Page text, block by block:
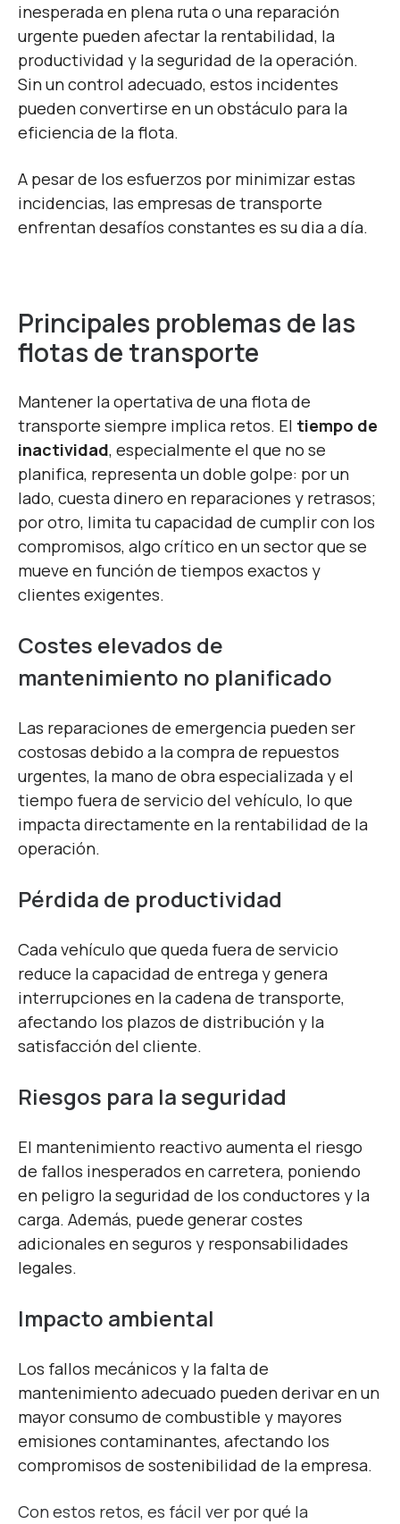
inesperada en plena ruta o una reparación
urgente pueden afectar la rentabilidad, la
productividad y la seguridad de la operación.
Sin un control adecuado, estos incidentes
pueden convertirse en un obstáculo para la
eficiencia de la flota.
A pesar de los esfuerzos por minimizar estas
incidencias, las empresas de transporte
enfrentan desafíos constantes es su dia a día.
Principales problemas de las
flotas de transporte
Mantener la opertativa de una flota de
transporte siempre implica retos. El tiempo de
inactividad, especialmente el que no se
planifica, representa un doble golpe: por un
lado, cuesta dinero en reparaciones y retrasos;
por otro, limita tu capacidad de cumplir con los
compromisos, algo crítico en un sector que se
mueve en función de tiempos exactos y
clientes exigentes.
Costes elevados de
mantenimiento no planificado
Las reparaciones de emergencia pueden ser
costosas debido a la compra de repuestos
urgentes, la mano de obra especializada y el
tiempo fuera de servicio del vehículo, lo que
impacta directamente en la rentabilidad de la
operación.
Pérdida de productividad
Cada vehículo que queda fuera de servicio
reduce la capacidad de entrega y genera
interrupciones en la cadena de transporte,
afectando los plazos de distribución y la
satisfacción del cliente.
Riesgos para la seguridad
El mantenimiento reactivo aumenta el riesgo
de fallos inesperados en carretera, poniendo
en peligro la seguridad de los conductores y la
carga. Además, puede generar costes
adicionales en seguros y responsabilidades
legales.
Impacto ambiental
Los fallos mecánicos y la falta de
mantenimiento adecuado pueden derivar en un
mayor consumo de combustible y mayores
emisiones contaminantes, afectando los
compromisos de sostenibilidad de la empresa.
Con estos retos, es fácil ver por qué la